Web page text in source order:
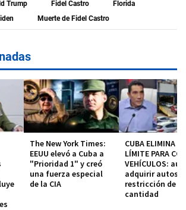
Trump Fidel Castro
Florida
Muerte de Fidel Castro
The New York Times:
EEUU elevó a Cuba a
"Prioridad 1" y creó
una fuerza especial
de la CIA
CUBA ELIMINA EL
LÍMITE PARA
VEHÍCULOS:
adquirir autos
restricción de
cantidad